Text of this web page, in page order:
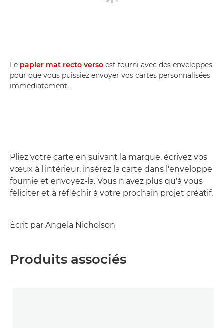
Le papier mat recto verso est fourni avec des enveloppes
pour que vous puissiez envoyer vos cartes personnalisées
immédiatement.
Pliez votre carte en suivant la marque, écrivez vos
vœux à l'intérieur, insérez la carte dans l'enveloppe
fournie et envoyez-la. Vous n'avez plus qu'à vous
féliciter et à réfléchir à votre prochain projet créatif.
Écrit par Angela Nicholson
Produits associés